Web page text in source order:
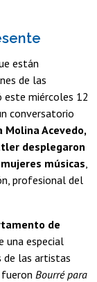
están
de las
este miércoles 12
conversatorio
Molina Acevedo,
desplegaron
músicas
profesional del
de
una especial
de las artistas
Bourré para